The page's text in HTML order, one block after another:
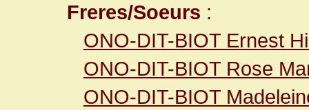
Freres/Soeurs :
ONO-DIT-BIOT Ernest
ONO-DIT-BIOT Rose
ONO-DIT-BIOT